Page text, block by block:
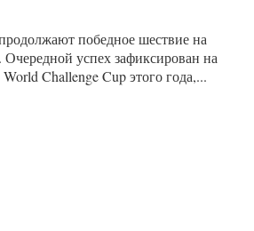
победное шествие на
успех зафиксирован на
Challenge Cup этого года,...